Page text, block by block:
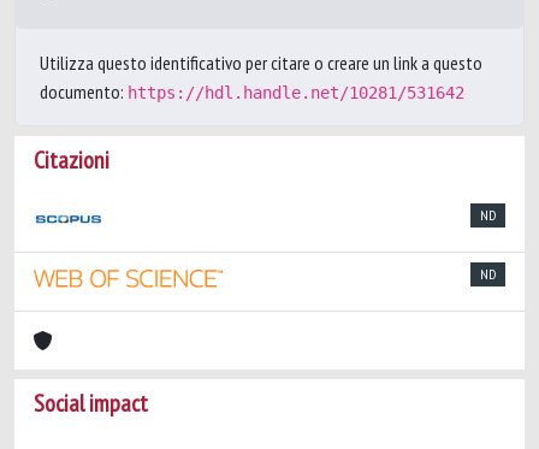
Utilizza questo identificativo per citare o creare un link a questo
documento: https://hdl.handle.net/10281/531642
Citazioni
ND
ND
Social impact